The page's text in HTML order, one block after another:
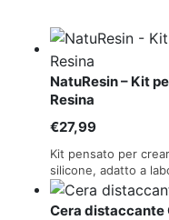
NatuResin – Kit
Resina
€27,99
Kit pensato per
silicone, adatto a
Cera distaccante